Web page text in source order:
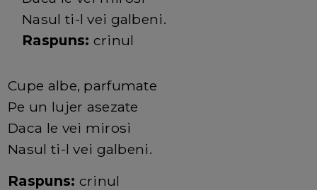
Nasul ti-l vei galbeni.
Raspuns: crinul
Cupe albe, parfumate
Pe un lujer asezate
Daca le vei mirosi
Nasul ti-l vei galbeni.
Raspuns: crinul